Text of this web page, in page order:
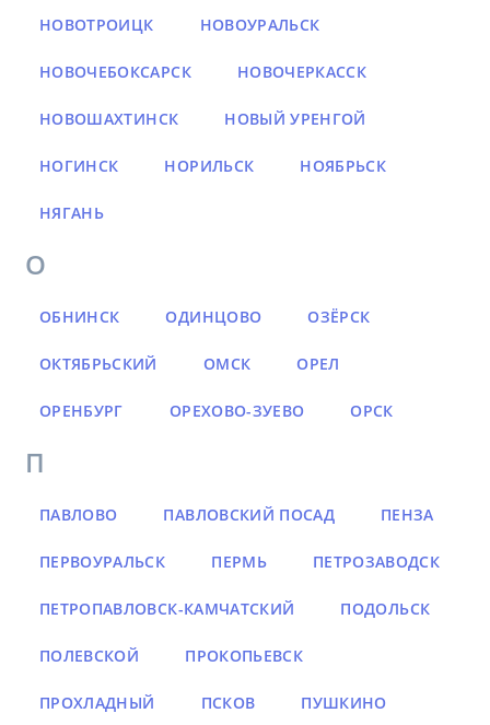
НОВОТРОИЦК НОВОУРАЛЬСК
НОВОЧЕБОКСАРСК НОВОЧЕРКАССК
НОВОШАХТИНСК НОВЫЙ УРЕНГОЙ
НОГИНСК НОРИЛЬСК НОЯБРЬСК
НЯГАНЬ
О
ОБНИНСК ОДИНЦОВО ОЗЁРСК
ОКТЯБРЬСКИЙ ОМСК ОРЕЛ
ОРЕНБУРГ ОРЕХОВО-ЗУЕВО ОРСК
П
ПАВЛОВО ПАВЛОВСКИЙ ПОСАД ПЕНЗА
ПЕРВОУРАЛЬСК ПЕРМЬ ПЕТРОЗАВОДСК
ПЕТРОПАВЛОВСК-КАМЧАТСКИЙ ПОДОЛЬСК
ПОЛЕВСКОЙ ПРОКОПЬЕВСК
ПРОХЛАДНЫЙ ПСКОВ ПУШКИНО